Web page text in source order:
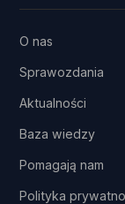
O nas
Sprawozdania
Aktualności
Baza wiedzy
Pomagają nam
Polityka